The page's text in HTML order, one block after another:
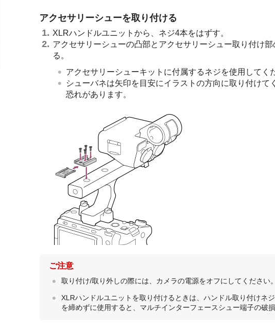
アクセサリーシューを取り付ける
XLRハンドルユニットから、ネジ4本をはずす。
アクセサリーシューの凸部とアクセサリーシュー取り付け
る。
アクセサリーシューキットに付属するネジを使用してく
シューバネは矢印を目安にイラストの方向に取り付け
恐れがあります。
ご注意
取り付け/取り外しの際には、カメラの電源をオフにしてください。
XLRハンドルユニットを取り付けるときは、ハンドル取り付けネ
を締めずに使用すると、マルチインターフェースシュー端子の破